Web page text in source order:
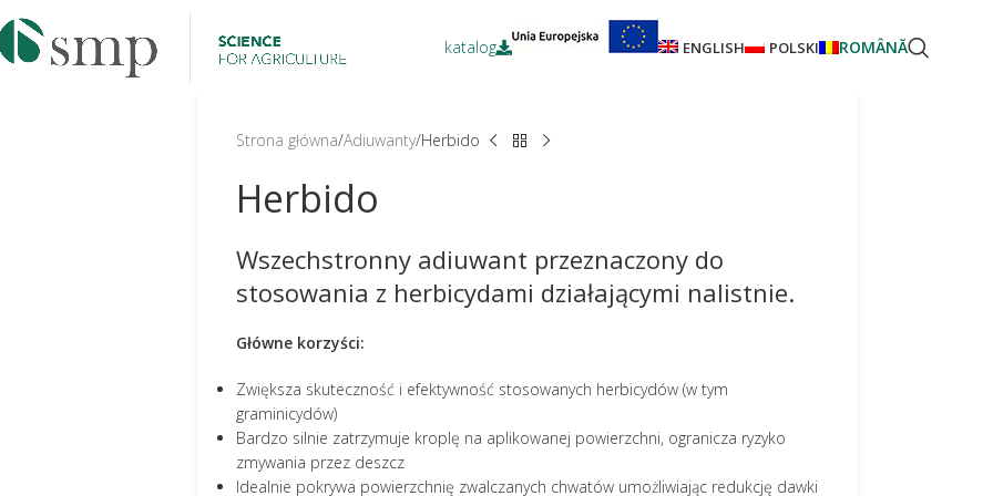
katalog ENGLISH POLSKI ROMÂNĂ
Strona główna Adiuwanty Herbido
Herbido
Wszechstronny adiuwant przeznaczony do
stosowania z herbicydami działającymi nalistnie.
Główne korzyści:
Zwiększa skuteczność i efektywność stosowanych herbicydów (w tym
graminicydów)
Bardzo silnie zatrzymuje kroplę na aplikowanej powierzchni, ogranicza ryzyko
zmywania przez deszcz
Idealnie pokrywa powierzchnię zwalczanych chwatów umożliwiając redukcję dawki